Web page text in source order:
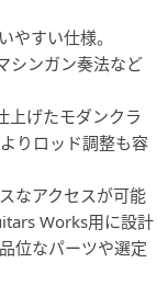
やすい仕様。
シンガン奏法など
上げたモダンクラ
りロッド調整も容
なアクセスが可能
Works用に設計
位なパーツや選定